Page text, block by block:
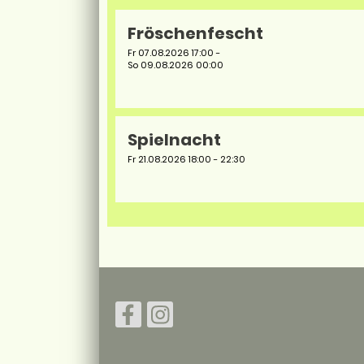
Fröschenfescht
Fr 07.08.2026 17:00 -
So 09.08.2026 00:00
Spielnacht
Fr 21.08.2026 18:00 - 22:30